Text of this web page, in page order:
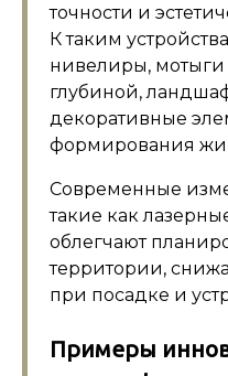
точности и
К таким
нивелиры, мотыги
глубиной,
декоративные
формирования
Современные
такие как
облегчают
территории,
при посадке и
Примеры